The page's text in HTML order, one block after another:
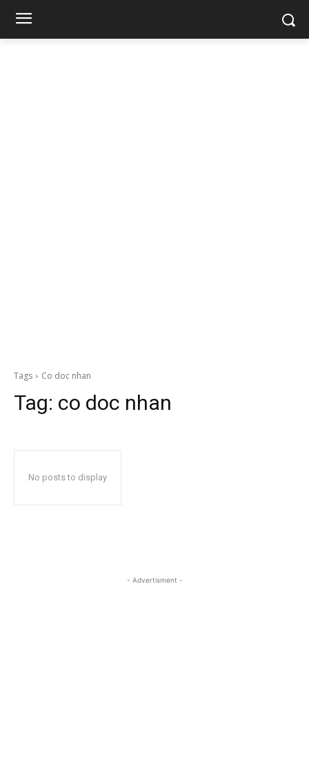
Tags Co doc nhan
Tag: co doc nhan
No posts to display
- Advertisment -